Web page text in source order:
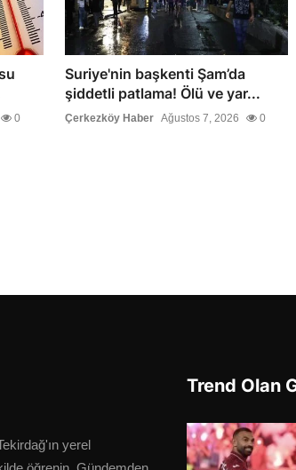
0
Suriye'nin başkenti Şam’da
şiddetli patlama! Ölü ve yar...
Çerkezköy Haber Ağustos 7, 2026 0
yerel
Trend Olan